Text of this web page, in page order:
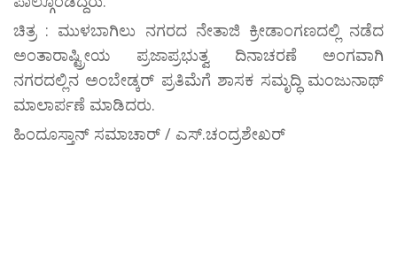
ಚಿತ್ರ : ಮುಳಬಾಗಿಲು ನಗರದ ನೇತಾಜಿ ಕ್ರೀಡಾಂಗಣದಲ್ಲಿ ನಡೆದ
ಅಂತಾರಾಷ್ಟ್ರೀಯ ಪ್ರಜಾಪ್ರಭುತ್ವ ದಿನಾಚರಣೆ ಅಂಗವಾಗಿ
ನಗರದಲ್ಲಿನ ಅಂಬೇಡ್ಕರ್ ಪ್ರತಿಮೆಗೆ ಶಾಸಕ ಸಮೃದ್ಧಿ ಮಂಜುನಾಥ್
ಮಾಲಾರ್ಪಣೆ ಮಾಡಿದರು.
ಹಿಂದೂಸ್ತಾನ್ ಸಮಾಚಾರ್ / ಎಸ್.ಚಂದ್ರಶೇಖರ್